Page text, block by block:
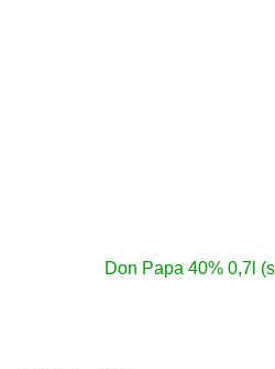
Don Papa 40% 0,7l